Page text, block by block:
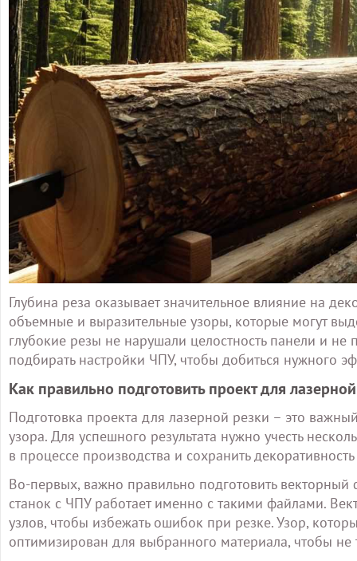
Глубина реза оказывает значительное влияние на
объемные и выразительные узоры, которые могут
глубокие резы не нарушали целостность панели и
подбирать настройки ЧПУ, чтобы добиться нужного
Как правильно подготовить проект для
Подготовка проекта для лазерной резки – это
узора. Для успешного результата нужно учесть
в процессе производства и сохранить
Во-первых, важно правильно подготовить
станок с ЧПУ работает именно с такими файлами.
узлов, чтобы избежать ошибок при резке. Узор,
оптимизирован для выбранного материала, чтобы не